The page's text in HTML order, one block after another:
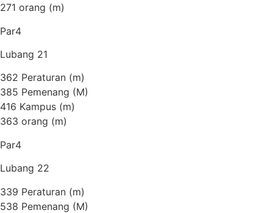
271 orang (m)
Par4
Lubang 21
362 Peraturan (m)
385 Pemenang (M)
416 Kampus (m)
363 orang (m)
Par4
Lubang 22
339 Peraturan (m)
538 Pemenang (M)